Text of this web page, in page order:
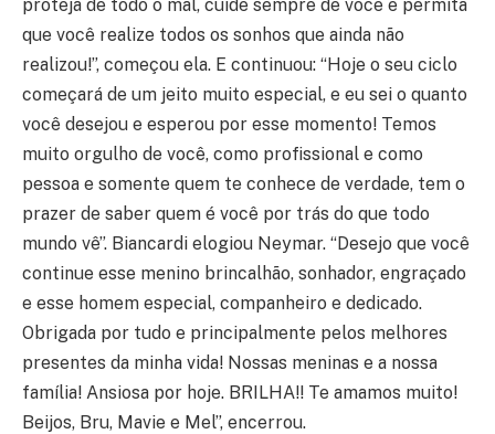
proteja de todo o mal, cuide sempre de você e permita
que você realize todos os sonhos que ainda não
realizou!”, começou ela. E continuou: “Hoje o seu ciclo
começará de um jeito muito especial, e eu sei o quanto
você desejou e esperou por esse momento! Temos
muito orgulho de você, como profissional e como
pessoa e somente quem te conhece de verdade, tem o
prazer de saber quem é você por trás do que todo
mundo vê”. Biancardi elogiou Neymar. “Desejo que você
continue esse menino brincalhão, sonhador, engraçado
e esse homem especial, companheiro e dedicado.
Obrigada por tudo e principalmente pelos melhores
presentes da minha vida! Nossas meninas e a nossa
família! Ansiosa por hoje. BRILHA!! Te amamos muito!
Beijos, Bru, Mavie e Mel”, encerrou.